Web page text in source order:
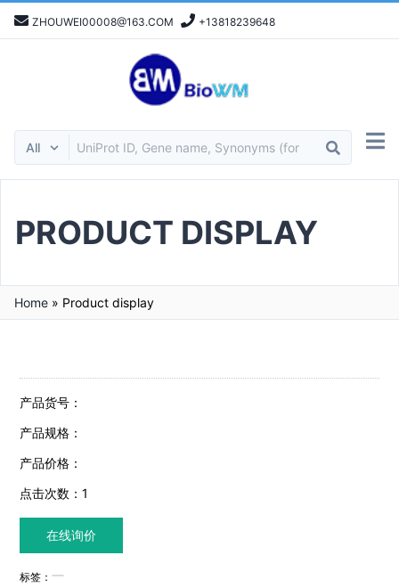
ZHOUWEI00008@163.COM +13818239648
PRODUCT DISPLAY
Home » Product display
产品货号：
产品规格：
产品价格：
点击次数：1
在线询价
标签：